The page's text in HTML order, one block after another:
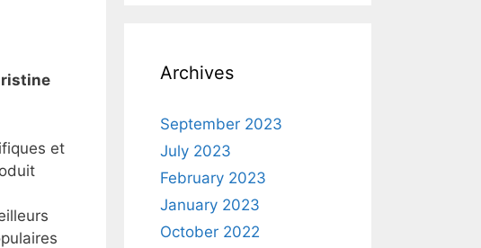
et
Archives
September 2023
July 2023
February 2023
January 2023
October 2022